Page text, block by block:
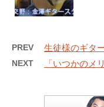
PREV 生徒様のギタ
NEXT 「いつかのメ